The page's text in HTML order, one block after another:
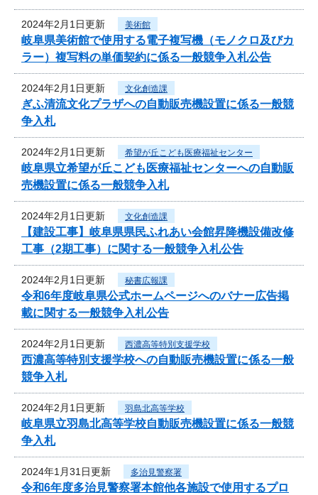
2024年2月1日更新 美術館
岐阜県美術館で使用する電子複写機（モノクロ及びカ
ラー）複写料の単価契約に係る一般競争入札公告
2024年2月1日更新 文化創造課
ぎふ清流文化プラザへの自動販売機設置に係る一般競
争入札
2024年2月1日更新 希望が丘こども医療福祉センター
岐阜県立希望が丘こども医療福祉センターへの自動販
売機設置に係る一般競争入札
2024年2月1日更新 文化創造課
【建設工事】岐阜県県民ふれあい会館昇降機設備改修
工事（2期工事）に関する一般競争入札公告
2024年2月1日更新 秘書広報課
令和6年度岐阜県公式ホームページへのバナー広告掲
載に関する一般競争入札公告
2024年2月1日更新 西濃高等特別支援学校
西濃高等特別支援学校への自動販売機設置に係る一般
競争入札
2024年2月1日更新 羽島北高等学校
岐阜県立羽島北高等学校自動販売機設置に係る一般競
争入札
2024年1月31日更新 多治見警察署
令和6年度多治見警察署本館他各施設で使用するプロ